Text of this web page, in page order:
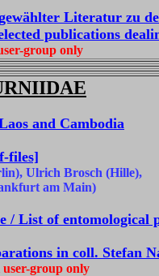
Literatur zu
publications
group only
and Cambodia
files]
Ulrich Brosch (Hille),
am Main)
/ List of entomological
in coll. Stefan
user-group only